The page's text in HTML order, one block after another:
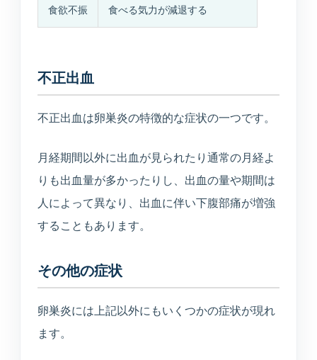
入居相談・サービス相談
ご自宅や施設での生活支援
通所介護事業所いぶき
デイサービスすずかぜ
生活リハビリと日中支援
医療連携型の個別リハビリ
食欲不振 食べる気力が減退する
不正出血
不正出血は卵巣炎の特徴的な症状の一つです。
月経期間以外に出血が見られたり通常の月経よ
りも出血量が多かったりし、出血の量や期間は
人によって異なり、出血に伴い下腹部痛が増強
することもあります。
その他の症状
卵巣炎には上記以外にもいくつかの症状が現れ
ます。